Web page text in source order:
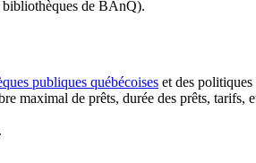
bibliothèques de BAnQ).
publiques québécoises et des
maximal de prêts, durée des prêts, tarifs,